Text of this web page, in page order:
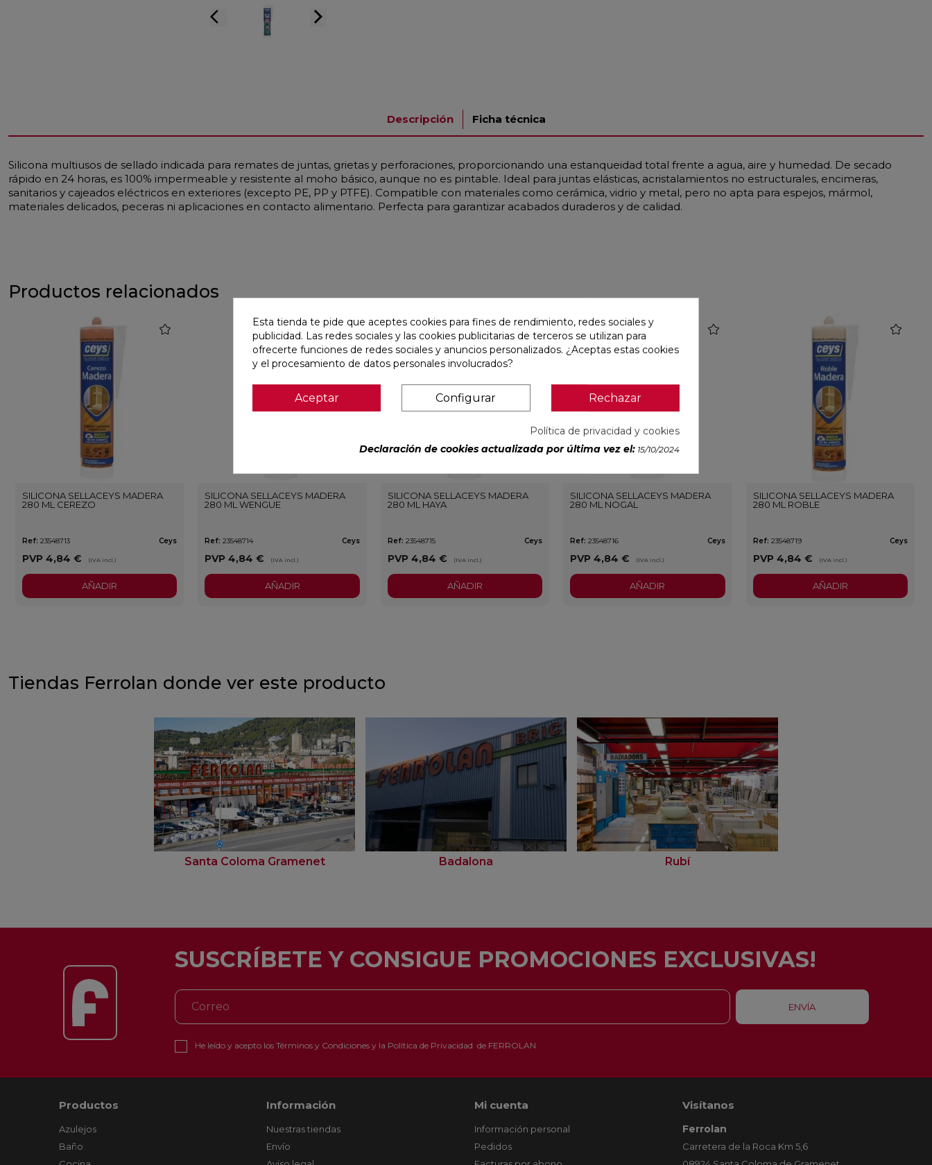
arrow_back_ios arrow_forward_ios
Descripción Ficha técnica
Silicona multiusos de sellado indicada para remates de juntas, grietas y perforaciones, proporcionando una estanqueidad total frente a agua, aire y humedad. De secado
rápido en 24 horas, es 100% impermeable y resistente al moho básico, aunque no es pintable. Ideal para juntas elásticas, acristalamientos no estructurales, encimeras,
sanitarios y cajeados eléctricos en exteriores (excepto PE, PP y PTFE). Compatible con materiales como cerámica, vidrio y metal, pero no apta para espejos, mármol,
materiales delicados, peceras ni aplicaciones en contacto alimentario. Perfecta para garantizar acabados duraderos y de calidad.
Productos relacionados
SILICONA SELLACEYS MADERA
280 ML CEREZO
Ref: 23548713 Ceys
PVP 4,84 € (IVA incl.)
AÑADIR
SILICONA SELLACEYS MADERA
280 ML WENGUE
Ref: 23548714 Ceys
PVP 4,84 € (IVA incl.)
favorite
AÑADIR
SILICONA SELLACEYS MADERA
280 ML HAYA
Ref: 23548715 Ceys
PVP 4,84 € (IVA incl.)
favorite
AÑADIR
SILICONA SELLACEYS MADERA
280 ML NOGAL
Ref: 23548716 Ceys
PVP 4,84 € (IVA incl.)
favorite
AÑADIR
SILICONA SELLACEYS MADERA
280 ML ROBLE
Ref: 23548719 Ceys
PVP 4,84 € (IVA incl.)
AÑADIR
Tiendas Ferrolan donde ver este producto
Santa Coloma Gramenet Badalona Rubí
SUSCRÍBETE Y CONSIGUE PROMOCIONES EXCLUSIVAS!
He leído y acepto los Términos y Condicionesy la Política de Privacidad de FERROLAN
Productos
Azulejos
Baño
Información
Nuestras tiendas
Envío
Mi cuenta
Información personal
Pedidos
Visítanos
Ferrolan
Carretera de la Roca Km 5,6
Esta tienda te pide que aceptes cookies para fines de rendimiento, redes sociales y
publicidad. Las redes sociales y las cookies publicitarias de terceros se utilizan para
ofrecerte funciones de redes sociales y anuncios personalizados. ¿Aceptas estas cookies
y el procesamiento de datos personales involucrados?
Aceptar Configurar Rechazar
Política de privacidad y cookies
Declaración de cookies actualizada por última vez el: 15/10/2024